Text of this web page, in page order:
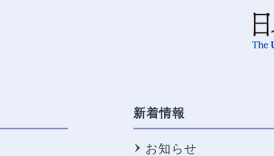
新着情報
お知らせ